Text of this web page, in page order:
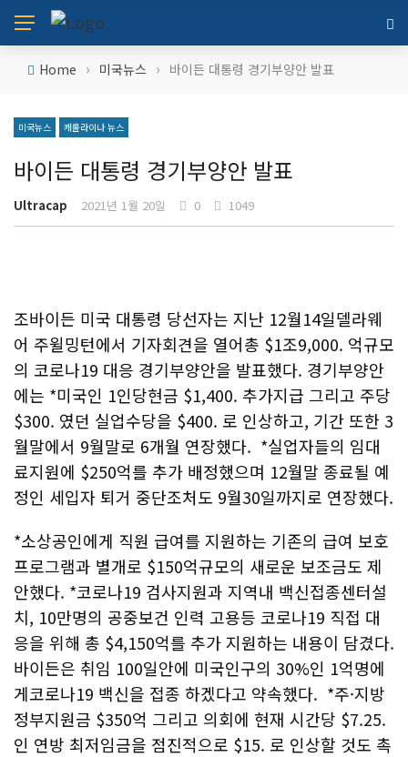
Home › 미국뉴스 › 바이든 대통령 경기부양안 발표
미국뉴스 캐롤라이나 뉴스
바이든 대통령 경기부양안 발표
Ultracap 2021년 1월 20일 0 1049
조바이든 미국 대통령 당선자는 지난 12월14일델라웨
어 주윌밍턴에서 기자회견을 열어총 $1조9,000. 억규모
의 코로나19 대응 경기부양안을 발표했다. 경기부양안
에는 *미국인 1인당현금 $1,400. 추가지급 그리고 주당
$300. 였던 실업수당을 $400. 로 인상하고, 기간 또한 3
월말에서 9월말로 6개월 연장했다. *실업자들의 임대
료지원에 $250억를 추가 배정했으며 12월말 종료될 예
정인 세입자 퇴거 중단조처도 9월30일까지로 연장했다.
*소상공인에게 직원 급여를 지원하는 기존의 급여 보호
프로그램과 별개로 $150억규모의 새로운 보조금도 제
안했다. *코로나19 검사지원과 지역내 백신접종센터설
치, 10만명의 공중보건 인력 고용등 코로나19 직접 대
응을 위해 총 $4,150억를 추가 지원하는 내용이 담겼다.
바이든은 취임 100일안에 미국인구의 30%인 1억명에
게코로나19 백신을 접종 하겠다고 약속했다. *주·지방
정부지원금 $350억 그리고 의회에 현재 시간당 $7.25.
인 연방 최저임금을 점진적으로 $15. 로 인상할 것도 촉